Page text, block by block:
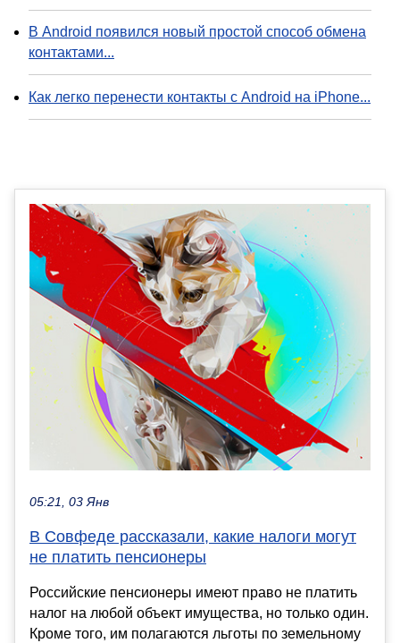
В Android появился новый простой способ обмена
контактами...
Как легко перенести контакты с Android на iPhone...
05:21, 03 Янв
В Совфеде рассказали, какие налоги могут
не платить пенсионеры
Российские пенсионеры имеют право не платить
налог на любой объект имущества, но только один.
Кроме того, им полагаются льготы по земельному